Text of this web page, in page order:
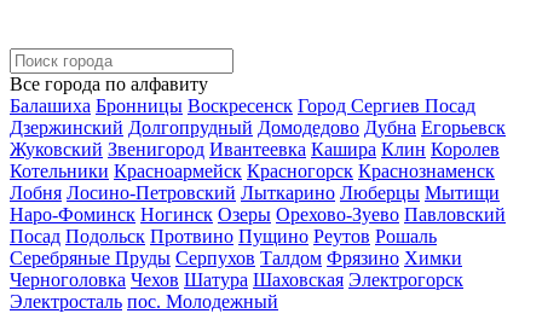
Все города по алфавиту
Балашиха Бронницы Воскресенск Город Сергиев Посад
Дзержинский Долгопрудный Домодедово Дубна Егорьевск
Жуковский Звенигород Ивантеевка Кашира Клин Королев
Котельники Красноармейск Красногорск Краснознаменск
Лобня Лосино-Петровский Лыткарино Люберцы Мытищи
Наро-Фоминск Ногинск Озеры Орехово-Зуево Павловский
Посад Подольск Протвино Пущино Реутов Рошаль
Серебряные Пруды Серпухов Талдом Фрязино Химки
Черноголовка Чехов Шатура Шаховская Электрогорск
Электросталь пос. Молодежный